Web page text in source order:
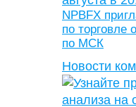
NPBFX
по торговле
по МСК
Новости